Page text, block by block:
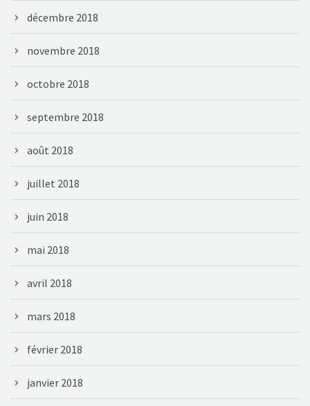
décembre 2018
novembre 2018
octobre 2018
septembre 2018
août 2018
juillet 2018
juin 2018
mai 2018
avril 2018
mars 2018
février 2018
janvier 2018